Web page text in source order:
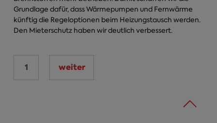
Grundlage dafür, dass Wärmepumpen und Fernwärme
künftig die Regeloptionen beim Heizungstausch werden.
Den Mieterschutz haben wir deutlich verbessert.
Seiten
1 weiter